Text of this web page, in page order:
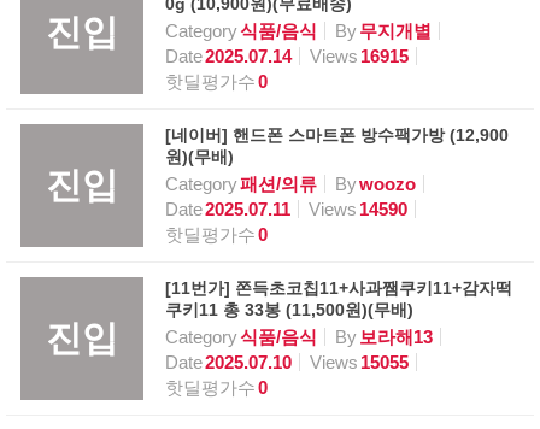
진입 Category식품/음식 By무지개별
Date2025.07.14 Views 16915
핫딜평가수0
진입
[네이버] 핸드폰 스마트폰 방수팩가방 (12,900
원)(무배)
Category패션/의류 Bywoozo
Date2025.07.11 Views 14590
핫딜평가수0
진입
[11번가] 쫀득초코칩11+사과쨈쿠키11+감자떡
쿠키11 총 33봉 (11,500원)(무배)
Category식품/음식 By 보라해13
Date2025.07.10 Views 15055
핫딜평가수0